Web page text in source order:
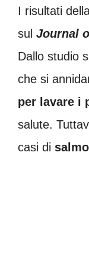
I risultati
sul Journal
Dallo studio
che si
per lavare i
salute.
casi di